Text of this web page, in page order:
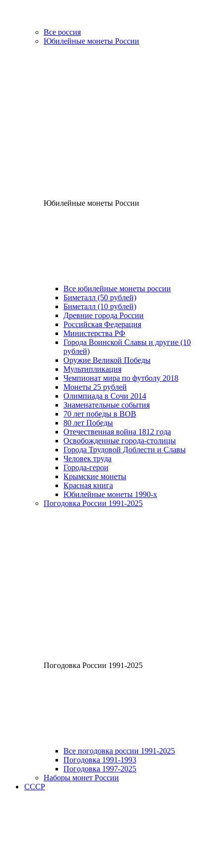
Все россия
Юбилейные монеты России
Юбилейные монеты России
Все юбилейные монеты россии
Биметалл (50 рублей)
Биметалл (10 рублей)
Древние города России
Российская Федерация
Министерства РФ
Города Воинской Славы и другие (10
рублей)
Оружие Великой Победы
Мультипликация
Чемпионат мира по футболу 2018
Монеты 25 рублей
Олимпиада в Сочи 2014
Знаменательные события
70 лет победы в ВОВ
80 лет Победы
Отечественная война 1812 года
Освобожденные города-столицы
Города Трудовой Доблести и Славы
Человек труда
Города-герои
Крымские монеты
Красная книга
Юбилейные монеты 1990-х
Погодовка России 1991-2025
Погодовка России 1991-2025
Все погодовка россии 1991-2025
Погодовка 1991-1993
Погодовка 1997-2025
Наборы монет России
СССР